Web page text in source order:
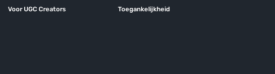
Voor UGC Creators
Toegankelijkheid